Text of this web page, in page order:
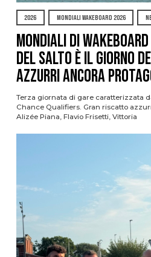
2026 MONDIALI WAKEBOARD 2026
Mondiali di
del Salto è il giorno
azzurri ancora
Terza giornata di gare caratterizzata
Chance Qualifiers. Gran riscatto
Alizée Piana, Flavio Frisetti, Vittoria